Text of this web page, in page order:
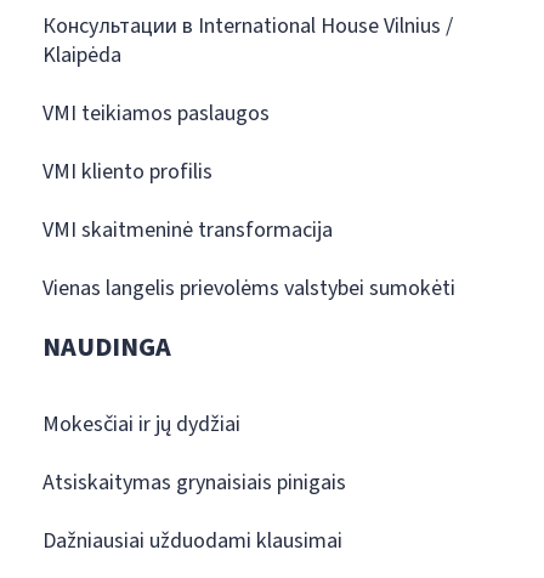
Консультации в International House Vilnius /
Klaipėda
VMI teikiamos paslaugos
VMI kliento profilis
VMI skaitmeninė transformacija
Vienas langelis prievolėms valstybei sumokėti
NAUDINGA
Mokesčiai ir jų dydžiai
Atsiskaitymas grynaisiais pinigais
Dažniausiai užduodami klausimai